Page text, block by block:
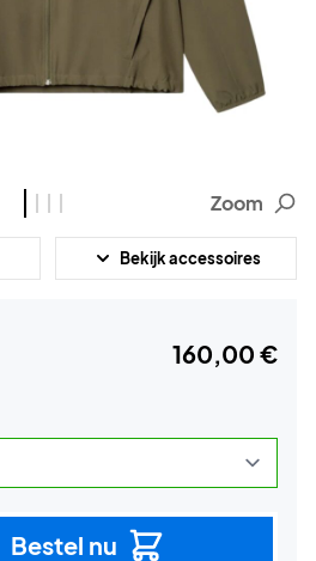
Zoom
Bekijk accessoires
160,00 €
Bestel nu